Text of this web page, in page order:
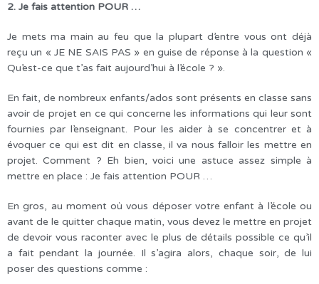
2. Je fais attention POUR …
Je mets ma main au feu que la plupart d’entre vous ont déjà
reçu un « JE NE SAIS PAS » en guise de réponse à la question «
Qu’est-ce que t’as fait aujourd’hui à l’école ? ».
En fait, de nombreux enfants/ados sont présents en classe sans
avoir de projet en ce qui concerne les informations qui leur sont
fournies par l’enseignant. Pour les aider à se concentrer et à
évoquer ce qui est dit en classe, il va nous falloir les mettre en
projet. Comment ? Eh bien, voici une astuce assez simple à
mettre en place : Je fais attention POUR …
En gros, au moment où vous déposer votre enfant à l’école ou
avant de le quitter chaque matin, vous devez le mettre en projet
de devoir vous raconter avec le plus de détails possible ce qu’il
a fait pendant la journée. Il s’agira alors, chaque soir, de lui
poser des questions comme :